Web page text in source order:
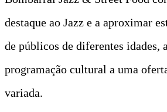
destaque ao Jazz e a aproximar
de públicos de diferentes idades,
programação cultural a uma
variada.